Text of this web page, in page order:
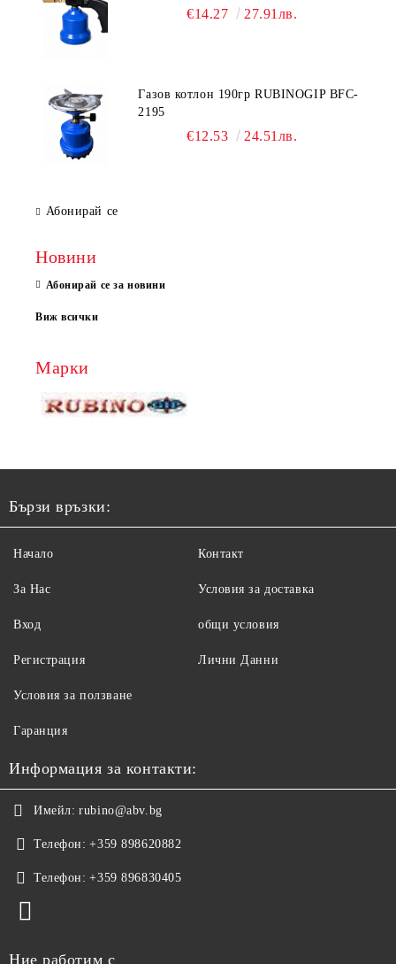
€14.27 27.91лв.
Газов котлон 190гр RUBINOGIP BFC-
2195
€12.53 24.51лв.
Абонирай се
Новини
Абонирай се за новини
Виж всички
Марки
Бързи връзки:
Начало
За Нас
Вход
Регистрация
Контакт
Условия за доставка
общи условия
Лични Данни
Условия за ползване
Гаранция
Информация за контакти:
Имейл: rubino@abv.bg
Телефон: +359 898620882
Телефон: +359 896830405
Ние работим с